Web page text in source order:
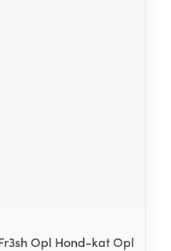
Opl Hond-kat Opl